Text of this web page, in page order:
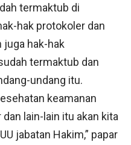
termaktub di
hak protokoler dan
juga hak-hak
termaktub dan
undang itu.
keamanan
lain-lain itu akan kita
jabatan Hakim,” papar